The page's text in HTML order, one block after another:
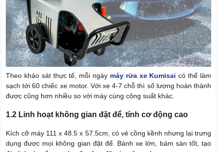
Theo khảo sát thực tế, mỗi ngày máy rửa xe Kumisai có thể làm
sạch tới 60 chiếc xe motor. Với xe 4-7 chỗ thì số lượng hoàn thành
được cũng hơn nhiều so với máy cùng công suất khác.
1.2 Linh hoạt không gian đặt để, tính cơ động cao
Kích cỡ máy 111 x 48.5 x 57.5cm, có vẻ cồng kềnh nhưng lại trưng
dụng được mọi không gian đặt để. Bánh xe lớn, bám sàn tốt, tạo